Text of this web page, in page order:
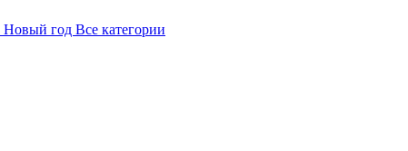
Новый год Все категории